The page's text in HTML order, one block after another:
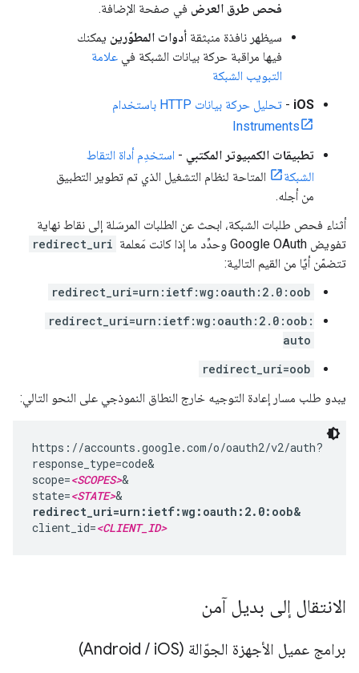
فحص طرق العرض في صفحة الإضافة.
سيظهر نافذة منبثقة أدوات المطوّرين يمكنك
فيها مراقبة حركة بيانات الشبكة في علامة
التبويب الشبكة
iOS
-
تحليل حركة بيانات HTTP باستخدام
Instruments
تطبيقات الكمبيوتر المكتبي - استخدِم أداة التقاط
الشبكة
المتاحة لنظام التشغيل الذي تم تطوير التطبيق
من أجله.
أثناء فحص طلبات الشبكة، ابحث عن الطلبات المرسَلة إلى نقاط نهاية
تفويض Google OAuth
وحدِّد ما إذا كانت مَعلمة redirect_uri
تتضمّن أيًا من القيم التالية:
redirect_uri=urn:ietf:wg:oauth:2.0:oob
redirect_uri=urn:ietf:wg:oauth:2.0:oob:
auto
redirect_uri=oob
يبدو طلب مسار إعادة التوجيه خارج النطاق النموذجي على النحو التالي:
https://accounts.google.com/o/oauth2/v2/auth?
response_type=code&
scope=<SCOPES>&
state=<STATE>
redirect_uri=urn:ietf:wg:oauth:2.0:oob&
client_id=<CLIENT_ID>
الانتقال إلى بديل آمن
برامج عميل الأجهزة الجوّالة (Android / iOS)